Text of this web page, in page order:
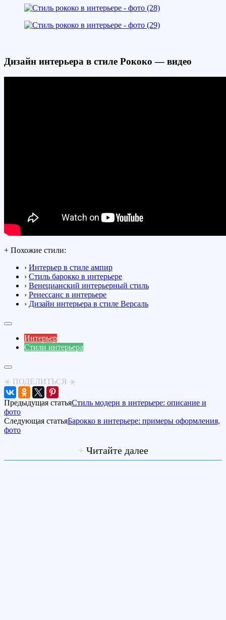
Дизайн интерьера в стиле Рококо — видео
+ Похожие стили:
› Интерьер в стиле ампир
› Стиль барокко в интерьере
› Венецианский интерьерный стиль
› Ренессанс в интерьере
› Дизайн интерьера в стиле Версаль
Интерьер
Стили интерьера
⚹ ПОДЕЛИТЬСЯ ⚹
Предыдущая статьяСтиль модерн в интерьере: описание и
фото
Следующая статьяБарокко в интерьере: примеры оформления,
фото
+ Читайте далее